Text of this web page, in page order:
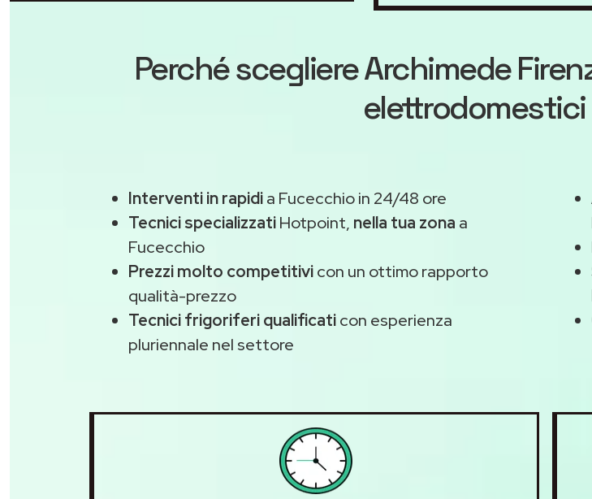
Perché scegliereArchimede
Interventi in rapidia Fucecchio in 24/48 ore
Tecnici specializzatiHotpoint, nella tua zona a
Fucecchio
Prezzi molto competitivicon un ottimo rapporto
qualità-prezzo
Tecnici frigoriferi qualificaticon esperienza
pluriennale nel settore